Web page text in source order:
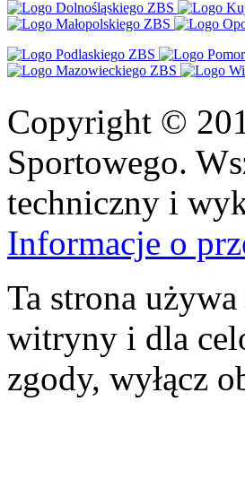
Copyright ©
Sportowego.
techniczny i
Informacje o
Ta strona
witryny i dla
zgody, wyłącz